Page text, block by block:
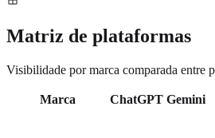
Matriz de plataformas
Visibilidade por marca comparada entre
Marca ChatGPT Gemini